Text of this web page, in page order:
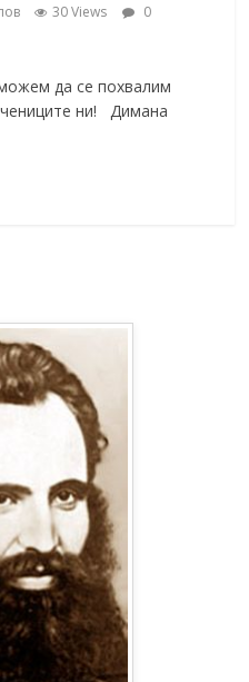
30 Views
0
да се похвалим
ни! Димана